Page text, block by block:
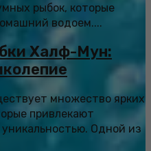
рыбок, которые
водоем....
Халф-Мун:
множество ярких
привлекают
Одной из